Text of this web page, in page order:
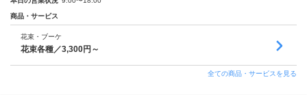
商品・サービス
花束・ブーケ
花束各種／3,300円～
全ての商品・サービスを見る